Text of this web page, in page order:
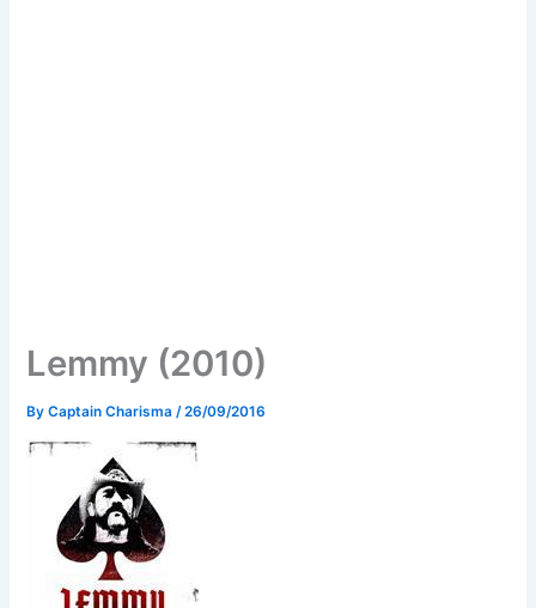
Lemmy (2010)
ByCaptain Charisma /26/09/2016